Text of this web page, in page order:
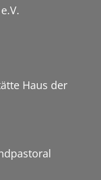
Haus der